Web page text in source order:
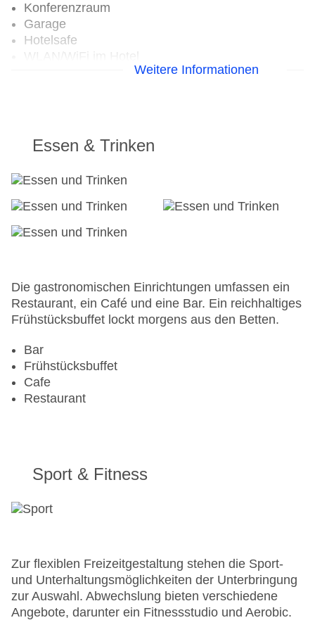
Konferenzraum
Garage
Hotelsafe
Gesamtanzahl der Zimmer: 319
Landeskategorie: 4 Sterne
Weitere Informationen
Essen & Trinken
Die gastronomischen Einrichtungen umfassen ein
Restaurant, ein Café und eine Bar. Ein reichhaltiges
Frühstücksbuffet lockt morgens aus den Betten.
Bar
Frühstücksbuffet
Cafe
Restaurant
Sport & Fitness
Zur flexiblen Freizeitgestaltung stehen die Sport-
und Unterhaltungsmöglichkeiten der Unterbringung
zur Auswahl. Abwechslung bieten verschiedene
Angebote, darunter ein Fitnessstudio und Aerobic.